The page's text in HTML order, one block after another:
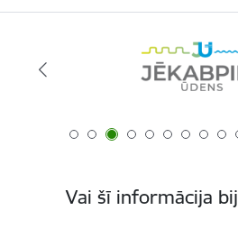
Vai šī informācija